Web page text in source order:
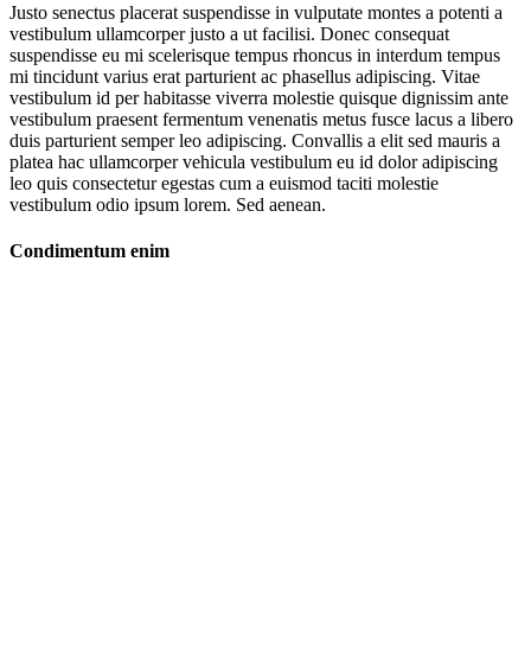
Justo senectus placerat suspendisse in vulputate montes a potenti a
vestibulum ullamcorper justo a ut facilisi. Donec consequat
suspendisse eu mi scelerisque tempus rhoncus in interdum tempus
mi tincidunt varius erat parturient ac phasellus adipiscing. Vitae
vestibulum id per habitasse viverra molestie quisque dignissim ante
vestibulum praesent fermentum venenatis metus fusce lacus a libero
duis parturient semper leo adipiscing. Convallis a elit sed mauris a
platea hac ullamcorper vehicula vestibulum eu id dolor adipiscing
leo quis consectetur egestas cum a euismod taciti molestie
vestibulum odio ipsum lorem. Sed aenean.
Condimentum enim